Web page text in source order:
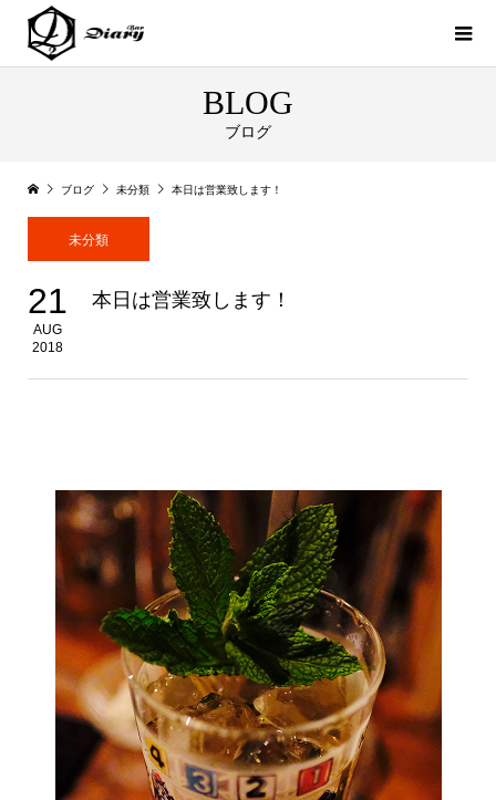
BLOG
ブログ
ブログ 未分類 本日は営業致します！
未分類
21
AUG
2018
本日は営業致します！